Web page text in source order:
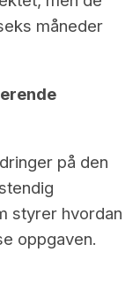
måneder
på den
styrer hvordan
oppgaven.